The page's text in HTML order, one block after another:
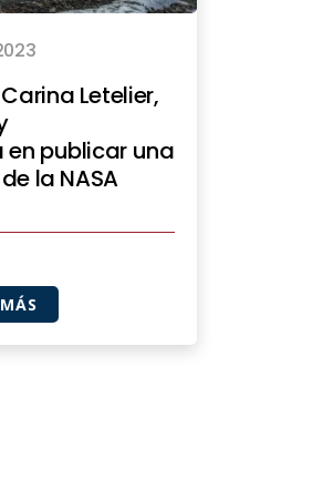
Carina Letelier,
publicar una
la NASA